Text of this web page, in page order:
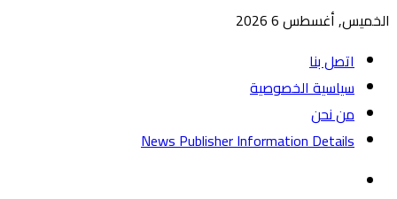
الخميس, أغسطس 6 2026
اتصل بنا
سياسية الخصوصية
من نحن
News Publisher Information Details